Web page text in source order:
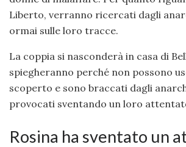
Liberto, verranno ricercati dagli
ormai sulle loro tracce.
La coppia si nasconderà in casa di
spiegheranno perché non possono
scoperto e sono braccati dagli
provocati sventando un loro
Rosina ha sventato un